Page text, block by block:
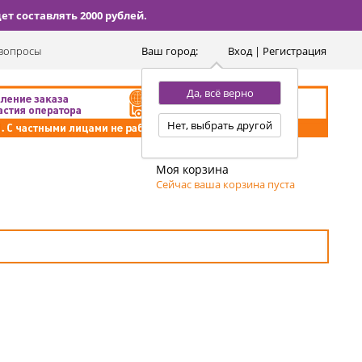
составлять 2000 рублей.
Ваш город:
Да, всё верно
Нет, выбрать другой
Вход | Регистрация
Моя корзина
Сейчас ваша корзина пуста